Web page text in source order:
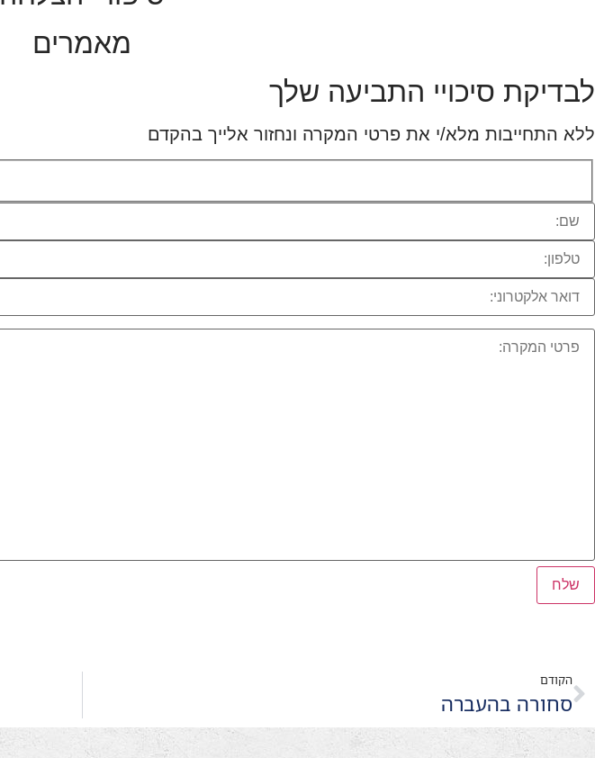
מאמרים
לבדיקת סיכויי התביעה שלך
ללא התחייבות מלא/י את פרטי המקרה ונחזור אלייך בהקדם
הקודם
סחורה בהעברה